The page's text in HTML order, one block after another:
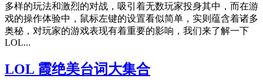
多样的玩法和激烈的对战，吸引着无数玩家投身其中，而在游
戏的操作体验中，鼠标左键的设置看似简单，实则蕴含着诸多
奥秘，对玩家的游戏表现有着重要的影响，我们来了解一下
LOL...
LOL 霞绝美台词大集合